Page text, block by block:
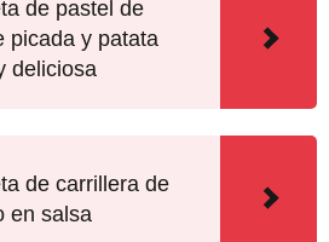
de pastel de
picada y patata
deliciosa
de carrillera de
en salsa